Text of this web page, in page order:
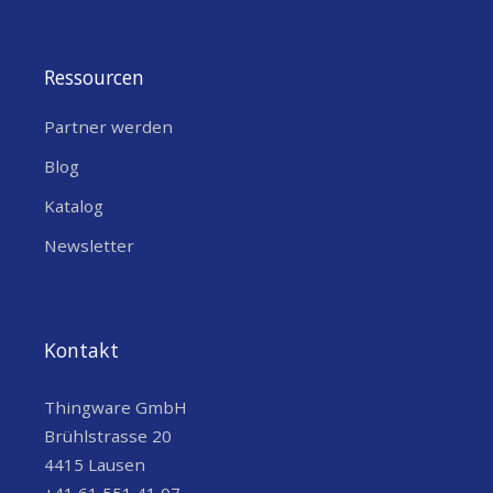
Netzwerkplanung
LoRaWAN-Netzwerken für IoT-
Fehlerbehebung
Signalqualitätsmessungen für
Gateway-Installationen durch, um
optimale Platzierungen zu
Ressourcen
Partner werden
Blog
Katalog
Newsletter
Kontakt
Thingware GmbH
Brühlstrasse 20
4415 Lausen